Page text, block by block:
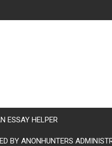
पर पैनी नजर" (IPN)इंडिया पब्लिक
ESSAY HELPER
BY ANONHUNTERS